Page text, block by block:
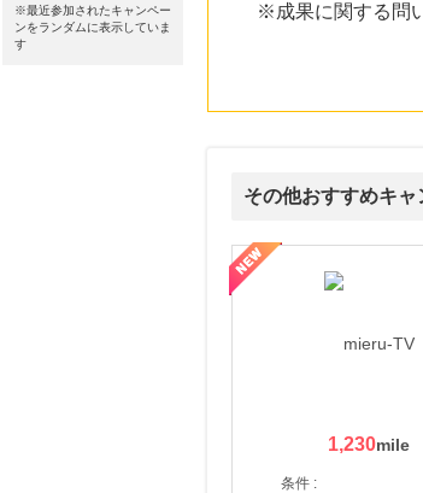
11時間前
※最近参加されたキャンペー
ンをランダムに表示していま
す
※成果に関する問
その他おすすめキャ
1,230
条件 :
【LOJEL公式サイト】スーツ
【ロデオド